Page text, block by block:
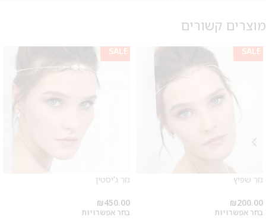
מוצרים קשורים
SALE
נזר שפיץ
₪200.00
בחר אפשרויות
SALE
נזר ג'יסטין
₪450.00
בחר אפשרויות
על החירור ל-50 הפונות ראשונות
לקביעת תור לפירסינג ועיצוב
אזניים